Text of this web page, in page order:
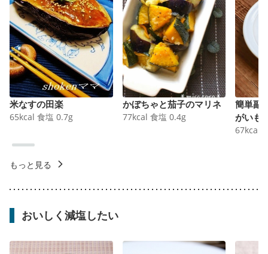
米なすの田楽
65kcal 食塩 0.7g
かぼちゃと茄子のマリネ
77kcal 食塩 0.4g
簡単副
がいも
67kcal
もっと見る
おいしく減塩したい